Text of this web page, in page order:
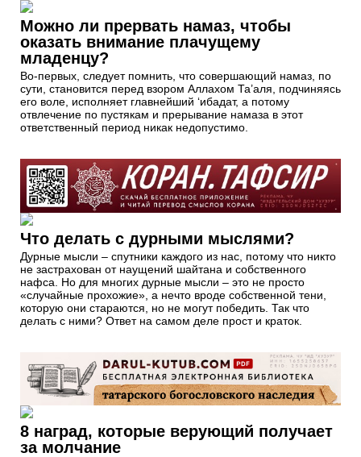
Можно ли прервать намаз, чтобы
оказать внимание плачущему
младенцу?
Во-первых, следует помнить, что совершающий намаз, по
сути, становится перед взором Аллахом Та’аля, подчиняясь
его воле, исполняет главнейший ‘ибадат, а потому
отвлечение по пустякам и прерывание намаза в этот
ответственный период никак недопустимо.
Что делать с дурными мыслями?
Дурные мысли – спутники каждого из нас, потому что никто
не застрахован от наущений шайтана и собственного
нафса. Но для многих дурные мысли – это не просто
«случайные прохожие», а нечто вроде собственной тени,
которую они стараются, но не могут победить. Так что
делать с ними? Ответ на самом деле прост и краток.
8 наград, которые верующий получает
за молчание